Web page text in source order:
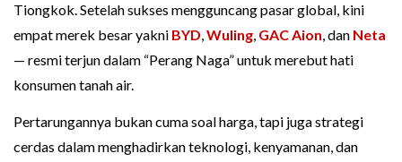
Tiongkok. Setelah sukses mengguncang pasar global, kini
empat merek besar yakni BYD,Wuling, GAC Aion, dan Neta
— resmi terjun dalam “Perang Naga” untuk merebut hati
konsumen tanah air.
Pertarungannya bukan cuma soal harga, tapi juga strategi
cerdas dalam menghadirkan teknologi, kenyamanan, dan